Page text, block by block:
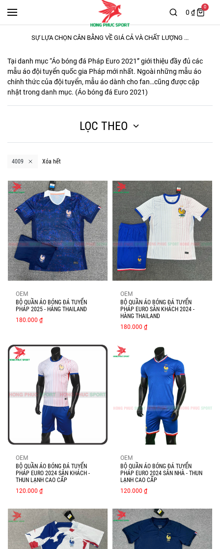
0 ₫
0
SỰ LỰA CHỌN CÂN BẰNG VỀ GIÁ CẢ VÀ CHẤT LƯỢNG ...
Tại danh mục “Áo bóng đá Pháp Euro 2021” giới thiệu đầy đủ các
mẫu áo đội tuyển quốc gia Pháp mới nhất. Ngoài những mẫu áo
chính thức của đội tuyển, mẫu áo dành cho fan…cũng được cập
nhật trong danh mục. (Áo bóng đá Euro 2021)
LỌC THEO
4009 Xóa hết
OEM
BỘ QUẦN ÁO BÓNG ĐÁ TUYỂN
PHÁP 2025 - HÀNG THAILAND
180.000 ₫
OEM
BỘ QUẦN ÁO BÓNG ĐÁ TUYỂN
PHÁP EURO SÂN KHÁCH 2024 -
HÀNG THAILAND
180.000 ₫
OEM
BỘ QUẦN ÁO BÓNG ĐÁ TUYỂN
PHÁP EURO 2024 SÂN KHÁCH -
THUN LẠNH CAO CẤP
120.000 ₫
OEM
BỘ QUẦN ÁO BÓNG ĐÁ TUYỂN
PHÁP EURO 2024 SÂN NHÀ - THUN
LẠNH CAO CẤP
120.000 ₫